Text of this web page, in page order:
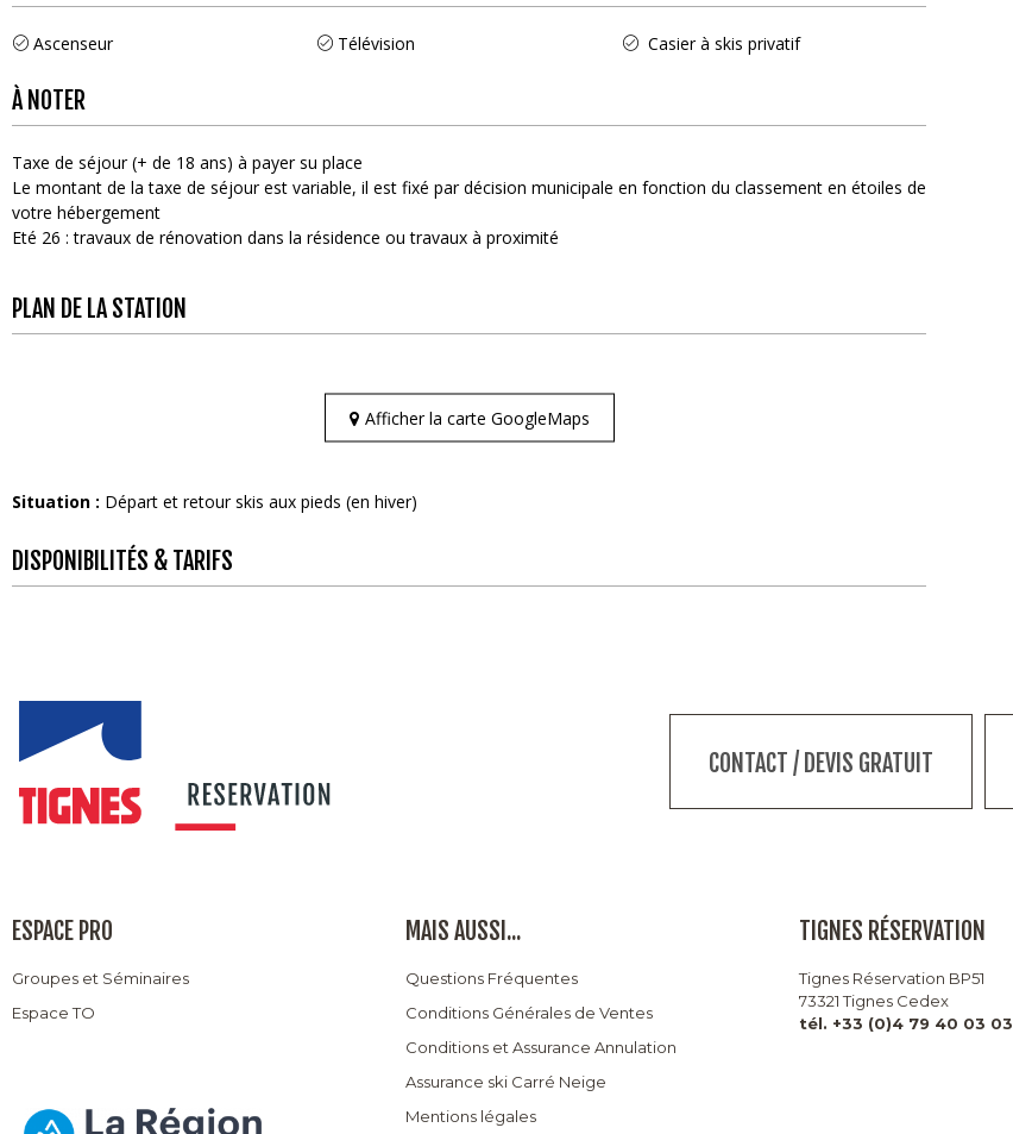
Ascenseur Télévision Casier à skis privatif
À NOTER
Taxe de séjour (+ de 18 ans) à payer su place
Le montant de la taxe de séjour est variable, il est fixé par décision municipale en fonction du classement en étoiles de
votre hébergement
Eté 26 : travaux de rénovation dans la résidence ou travaux à proximité
PLAN DE LA STATION
Afficher la carte GoogleMaps
Situation : Départ et retour skis aux pieds (en hiver)
DISPONIBILITÉS & TARIFS
CONTACT / DEVIS GRATUIT
ESPACE PRO
Groupes et Séminaires
Espace TO
MAIS AUSSI...
Questions Fréquentes
Conditions Générales de Ventes
Conditions et Assurance Annulation
Assurance ski Carré Neige
Mentions légales
TIGNES RÉSERVATION
Tignes Réservation BP51
73321 Tignes Cedex
tél. +33 (0)4 79 40 03 03